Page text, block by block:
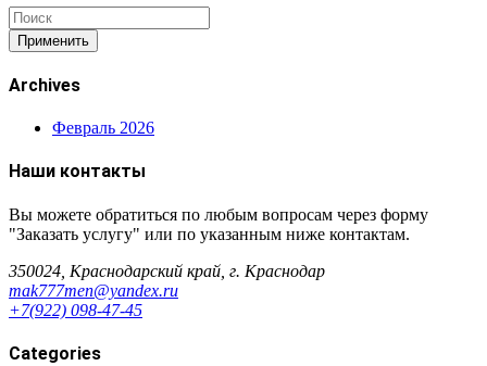
Применить
Archives
Февраль 2026
Наши контакты
Вы можете обратиться по любым вопросам через форму
"Заказать услугу" или по указанным ниже контактам.
350024, Краснодарский край, г. Краснодар
mak777men@yandex.ru
+7(922) 098-47-45
Categories